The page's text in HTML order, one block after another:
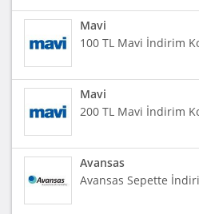
Mavi
100 TL Mavi İndirim
Mavi
200 TL Mavi İndirim
Avansas
Avansas Sepette